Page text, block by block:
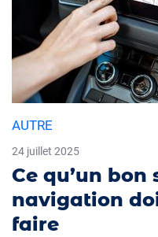
AUTRE
24 juillet 2025
Ce qu’un bon
navigation
faire